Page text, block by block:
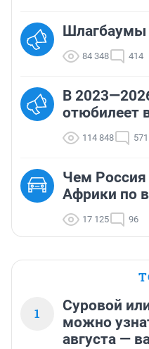
Шлагбаумы
84 348 414
В
отюбилеет
114 848 571
Чем Россия
Африки по
17 125 96
1
Суровой
можно
августа —